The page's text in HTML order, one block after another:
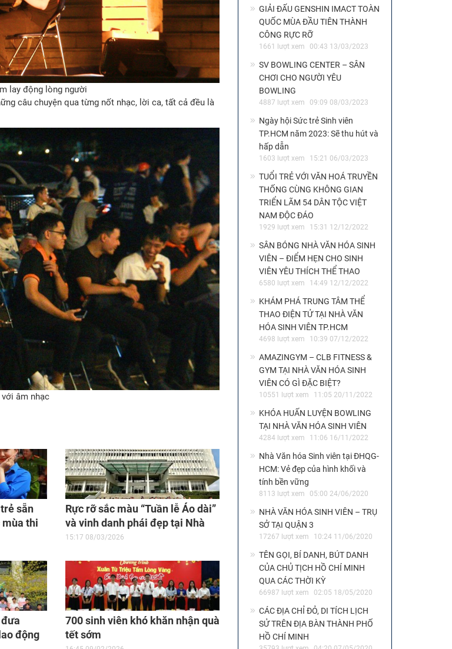
lay động lòng người
câu chuyện qua từng nốt nhạc, lời ca, tất cả đều là
âm nhạc
sẵn
thi
Rực rỡ sắc màu “Tuần lễ Áo dài”
và vinh danh phái đẹp tại Nhà
Văn hóa Sinh viên chào mừng
15:17 08/03/2026
đưa
động
700 sinh viên khó khăn nhận quà
tết sớm
GIẢI ĐẤU GENSHIN IMACT TOÀN
QUỐC MÙA ĐẦU TIÊN THÀNH
CÔNG RỰC RỠ
1661 lượt xem 00:43 13/03/2023
SV BOWLING CENTER – SÂN
CHƠI CHO NGƯỜI YÊU
BOWLING
4887 lượt xem 09:09 08/03/2023
Ngày hội Sức trẻ Sinh viên
TP.HCM năm 2023: Sẽ thu hút và
hấp dẫn
1603 lượt xem 15:21 06/03/2023
TUỔI TRẺ VỚI VĂN HOÁ TRUYỀN
THỐNG CÙNG KHÔNG GIAN
TRIỂN LÃM 54 DÂN TỘC VIỆT
NAM ĐỘC ĐÁO
1929 lượt xem 15:31 12/12/2022
SÂN BÓNG NHÀ VĂN HÓA SINH
VIÊN – ĐIỂM HẸN CHO SINH
VIÊN YÊU THÍCH THỂ THAO
6580 lượt xem 14:49 12/12/2022
KHÁM PHÁ TRUNG TÂM THỂ
THAO ĐIỆN TỬ TẠI NHÀ VĂN
HÓA SINH VIÊN TP.HCM
4698 lượt xem 10:39 07/12/2022
AMAZINGYM – CLB FITNESS &
GYM TẠI NHÀ VĂN HÓA SINH
VIÊN CÓ GÌ ĐẶC BIỆT?
10551 lượt xem 11:05 20/11/2022
KHÓA HUẤN LUYỆN BOWLING
TẠI NHÀ VĂN HÓA SINH VIÊN
4284 lượt xem 11:06 16/11/2022
Nhà Văn hóa Sinh viên tại ĐHQG-
HCM: Vẻ đẹp của hình khối và
tính bền vững
8113 lượt xem 05:00 24/06/2020
NHÀ VĂN HÓA SINH VIÊN – TRỤ
SỞ TẠI QUẬN 3
17267 lượt xem 10:24 11/06/2020
TÊN GỌI, BÍ DANH, BÚT DANH
CỦA CHỦ TỊCH HỒ CHÍ MINH
QUA CÁC THỜI KỲ
66987 lượt xem 02:05 18/05/2020
CÁC ĐỊA CHỈ ĐỎ, DI TÍCH LỊCH
SỬ TRÊN ĐỊA BÀN THÀNH PHỐ
HỒ CHÍ MINH